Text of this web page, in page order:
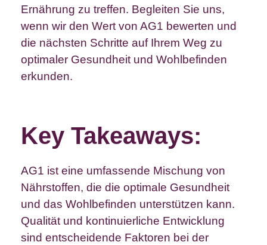
Ernährung zu treffen. Begleiten Sie uns,
wenn wir den Wert von AG1 bewerten und
die nächsten Schritte auf Ihrem Weg zu
optimaler Gesundheit und Wohlbefinden
erkunden.
Key Takeaways:
AG1 ist eine umfassende Mischung von
Nährstoffen, die die optimale Gesundheit
und das Wohlbefinden unterstützen kann.
Qualität und kontinuierliche Entwicklung
sind entscheidende Faktoren bei der